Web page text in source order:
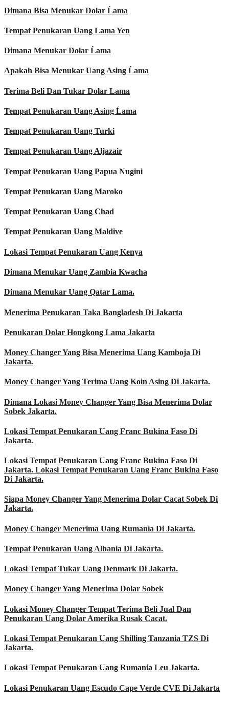
Dimana Bisa Menukar Dolar Ĺama
Tempat Penukaran Uang Lama Yen
Dimana Menukar Dolar Ĺama
Apakah Bisa Menukar Uang Asing Ĺama
Terima Beli Dan Tukar Dolar Lama
Tempat Penukaran Uang Asing Ĺama
Tempat Penukaran Uang Turki
Tempat Penukaran Uang Aljazair
Tempat Penukaran Uang Papua Nugini
Tempat Penukaran Uang Maroko
Tempat Penukaran Uang Chad
Tempat Penukaran Uang Maldive
Lokasi Tempat Penukaran Uang Kenya
Dimana Menukar Uang Zambia Kwacha
Dimana Menukar Uang Qatar Lama.
Menerima Penukaran Taka Bangladesh Di Jakarta
Penukaran Dolar Hongkong Lama Jakarta
Money Changer Yang Bisa Menerima Uang Kamboja Di
Jakarta.
Money Changer Yang Terima Uang Koin Asing Di Jakarta.
Dimana Lokasi Money Changer Yang Bisa Menerima Dolar
Sobek Jakarta.
Lokasi Tempat Penukaran Uang Franc Bukina Faso Di
Jakarta.
Lokasi Tempat Penukaran Uang Franc Bukina Faso Di
Jakarta. Lokasi Tempat Penukaran Uang Franc Bukina Faso
Di Jakarta.
Siapa Money Changer Yang Menerima Dolar Cacat Sobek Di
Jakarta.
Money Changer Menerima Uang Rumania Di Jakarta.
Tempat Penukaran Uang Albania Di Jakarta.
Lokasi Tempat Tukar Uang Denmark Di Jakarta.
Money Changer Yang Menerima Dolar Sobek
Lokasi Money Changer Tempat Terima Beli Jual Dan
Penukaran Uang Dolar Amerika Rusak Cacat.
Lokasi Tempat Penukaran Uang Shilling Tanzania TZS Di
Jakarta.
Lokasi Tempat Penukaran Uang Rumania Leu Jakarta.
Lokasi Penukaran Uang Escudo Cape Verde CVE Di Jakarta